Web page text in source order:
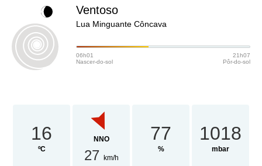
Lua Minguante Côncava
Ventoso
06h01
Nascer-do-sol
21h07
Pôr-do-sol
16
ºC
NNO
27 km/h
77
%
1018
mbar